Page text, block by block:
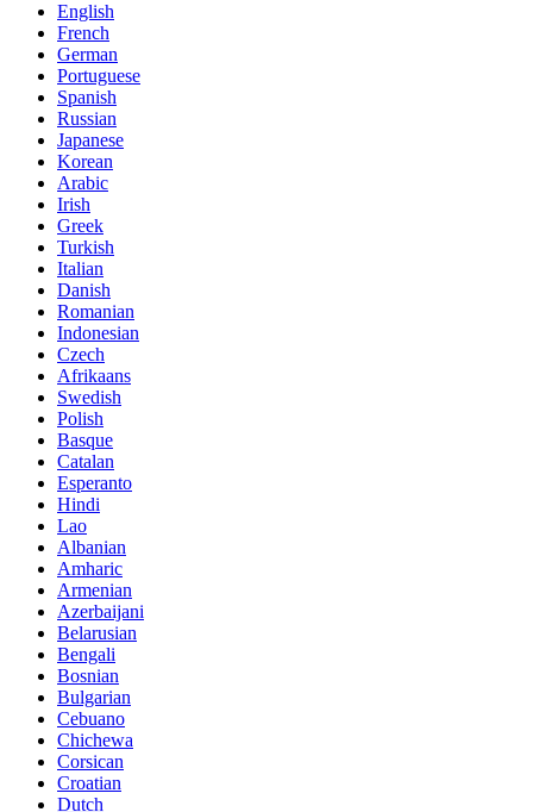
English
French
German
Portuguese
Spanish
Russian
Japanese
Korean
Arabic
Irish
Greek
Turkish
Italian
Danish
Romanian
Indonesian
Czech
Afrikaans
Swedish
Polish
Basque
Catalan
Esperanto
Hindi
Lao
Albanian
Amharic
Armenian
Azerbaijani
Belarusian
Bengali
Bosnian
Bulgarian
Cebuano
Chichewa
Corsican
Croatian
Dutch